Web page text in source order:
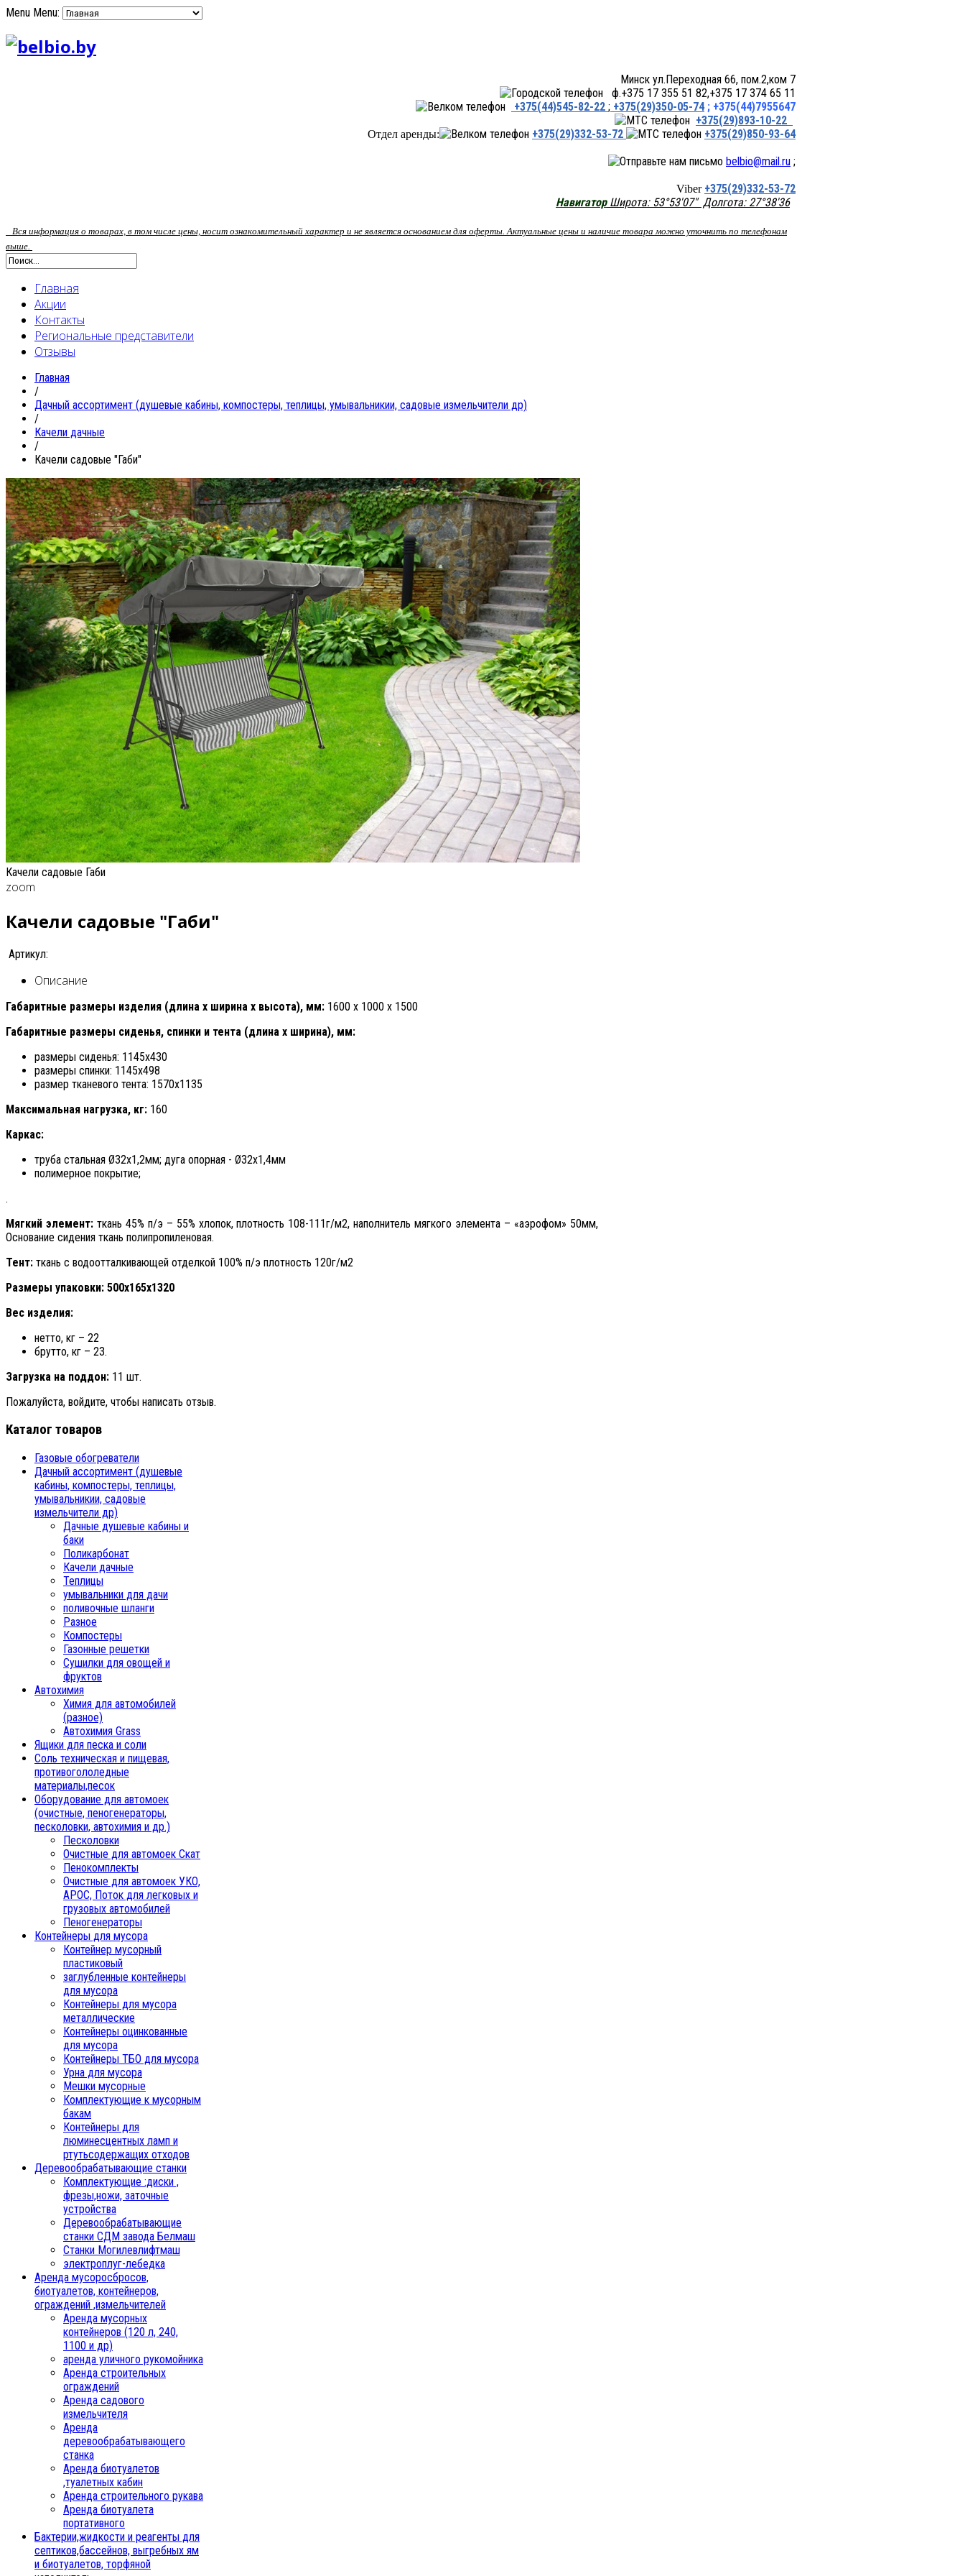
Menu Menu:
Минск ул.Переходная 66, пом.2,ком 7
ф.+375 17 355 51 82,+375 17 374 65 11
+375(44)545-82-22 ; +375(29)350-05-74 ; +375(44)7955647
+375(29)893-10-22
Отдел аренды: +375(29)332-53-72
+375(29)850-93-64
belbio@mail.ru ;
Viber +375(29)332-53-72
НавигаторШирота: 53°53'07" Долгота: 27°38'36
Вся информация о товарах, в том числе цены, носит ознакомительный характер и не является основанием для оферты. Актуальные цены и наличие товара можно уточнить по телефонам
выше.
Главная
Акции
Контакты
Региональные представители
Отзывы
Главная
/
Дачный ассортимент (душевые кабины, компостеры, теплицы, умывальникии, садовые измельчители др)
/
Качели дачные
/
Качели садовые "Габи"
Качели садовые Габи
zoom
Качели садовые "Габи"
Артикул:
Описание
Габаритные размеры изделия (длина х ширина х высота), мм: 1600 х 1000 х 1500
Габаритные размеры сиденья, спинки и тента (длина х ширина), мм:
размеры сиденья: 1145х430
размеры спинки: 1145х498
размер тканевого тента: 1570х1135
Максимальная нагрузка, кг: 160
Каркас:
труба стальная Ø32х1,2мм; дуга опорная - Ø32х1,4мм
полимерное покрытие;
.
Мягкий элемент: ткань 45% п/э – 55% хлопок, плотность 108-111г/м2, наполнитель мягкого элемента – «аэрофом» 50мм,
Основание сидения ткань полипропиленовая.
Тент: ткань с водоотталкивающей отделкой 100% п/э плотность 120г/м2
Размеры упаковки: 500х165х1320
Вес изделия:
нетто, кг – 22
брутто, кг – 23.
Загрузка на поддон: 11 шт.
Пожалуйста, войдите, чтобы написать отзыв.
Каталог товаров
Газовые обогреватели
Дачный ассортимент (душевые
кабины, компостеры, теплицы,
умывальникии, садовые
измельчители др)
Дачные душевые кабины и
баки
Поликарбонат
Качели дачные
Теплицы
умывальники для дачи
поливочные шланги
Разное
Компостеры
Газонные решетки
Сушилки для овощей и
фруктов
Автохимия
Химия для автомобилей
(разное)
Автохимия Grass
Ящики для песка и соли
Соль техническая и пищевая,
противогололедные
материалы,песок
Oборудование для автомоек
(очистные, пеногенераторы,
песколовки, автохимия и др.)
Песколовки
Очистные для автомоек Скат
Пенокомплекты
Очистные для автомоек УКО,
АРОС, Поток для легковых и
грузовых автомобилей
Пеногенераторы
Контейнеры для мусора
Контейнер мусорный
пластиковый
заглубленные контейнеры
для мусора
Контейнеры для мусора
металлические
Контейнеры оцинкованные
для мусора
Контейнеры ТБО для мусора
Урна для мусора
Мешки мусорные
Комплектующие к мусорным
бакам
Контейнеры для
люминесцентных ламп и
ртутьсодержащих отходов
Деревообрабатывающие станки
Комплектующие :диски ,
фрезы,ножи, заточные
устройства
Деревообрабатывающие
станки СДМ завода Белмаш
Станки Могилевлифтмаш
электроплуг-лебедка
Аренда мусоросбросов,
биотуалетов, контейнеров,
ограждений ,измельчителей
Аренда мусорных
контейнеров (120 л, 240,
1100 и др)
аренда уличного рукомойника
Аренда строительных
ограждений
Аренда садового
измельчителя
Аренда
деревообрабатывающего
станка
Аренда биотуалетов
,туалетных кабин
Аренда строительного рукава
Аренда биотуалета
портативного
Бактерии,жидкости и реагенты для
септиков,бассейнов, выгребных ям
и биотуалетов, торфяной